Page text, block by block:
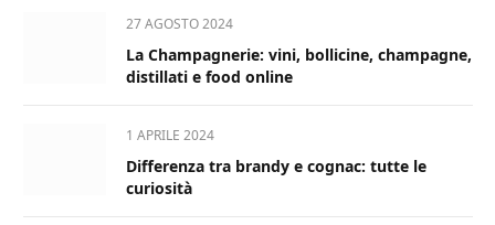
27 AGOSTO 2024
La Champagnerie: vini, bollicine, champagne,
distillati e food online
1 APRILE 2024
Differenza tra brandy e cognac: tutte le
curiosità